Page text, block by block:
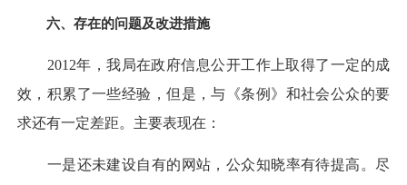
六、存在的问题及改进措施
2012年，我局在政府信息公开工作上取得了一定的成
效，积累了一些经验，但是，与《条例》和社会公众的要
求还有一定差距。主要表现在：
一是还未建设自有的网站，公众知晓率有待提高。尽